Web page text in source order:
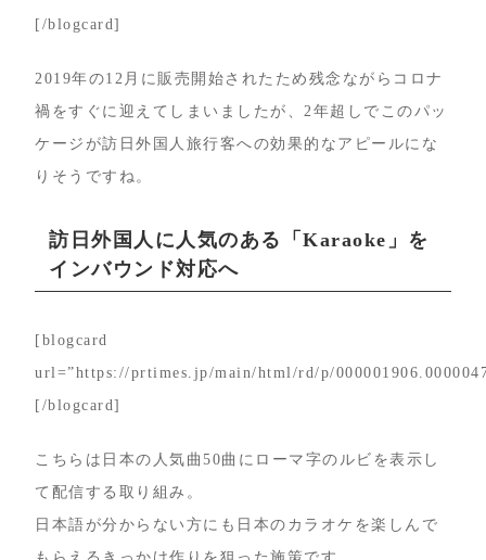
[/blogcard]
2019年の12月に販売開始されたため残念ながらコロナ
禍をすぐに迎えてしまいましたが、2年超しでこのパッ
ケージが訪日外国人旅行客への効果的なアピールにな
りそうですね。
訪日外国人に人気のある「Karaoke」を
インバウンド対応へ
[blogcard
url=”https://prtimes.jp/main/html/rd/p/
[/blogcard]
こちらは日本の人気曲50曲にローマ字のルビを表示し
て配信する取り組み。
日本語が分からない方にも日本のカラオケを楽しんで